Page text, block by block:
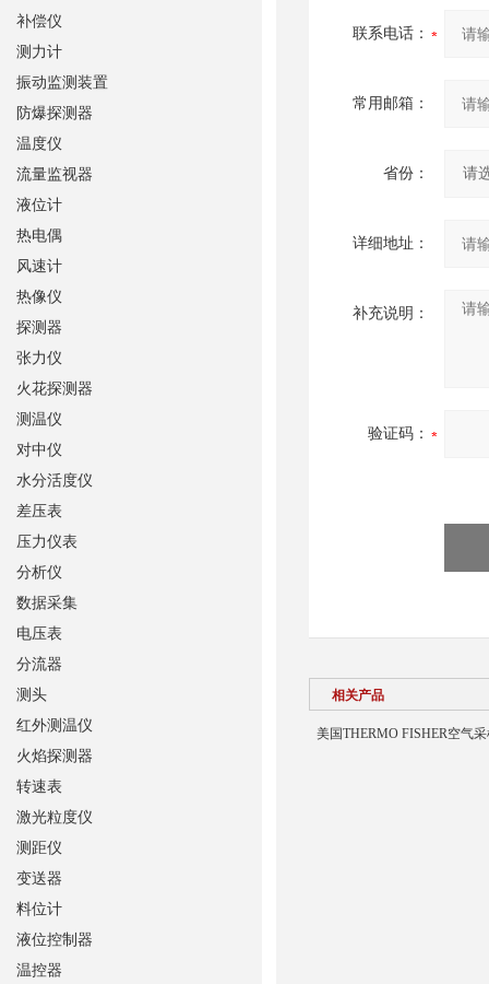
联系电话：
常用邮箱：
省份：
详细地址：
补充说明：
验证码：
相关产品
美国THERMO FISHER空气
补偿仪
测力计
振动监测装置
防爆探测器
温度仪
流量监视器
液位计
热电偶
风速计
热像仪
探测器
张力仪
火花探测器
测温仪
对中仪
水分活度仪
差压表
压力仪表
分析仪
数据采集
电压表
分流器
测头
红外测温仪
火焰探测器
转速表
激光粒度仪
测距仪
变送器
料位计
液位控制器
温控器